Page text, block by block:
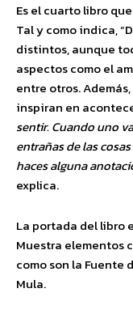
Es el cuarto libro
Tal y como indica,
distintos, aunque
aspectos como el
entre otros.
inspiran en
sentir. Cuando uno
entrañas de las
haces alguna
explica.
La portada del libro
Muestra elementos
como son la Fuente
Mula.